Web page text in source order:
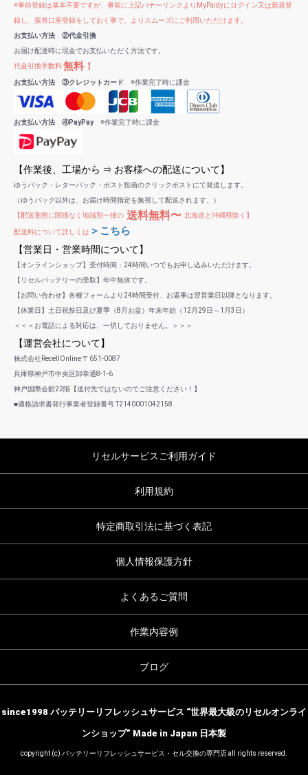
※事前登録は基本不要ですが、事前に上記バナーリンクよりMyPaidyにログイン又は新規登
録し、振替口座登録をしておく事で、よりスムーズにご利用いただけます。
お支払い方法 ②代金引換
お届け配達時に現金でお支払いただく方法です。
代金引換手数料無料！
お支払い方法 ③クレジットカード ※作業完了時に課金
お支払い方法 ④PayPay※作業完了時に課金
【作業後、工場から ⇒ お客様への配送について】
ゆうパック・レターパック・ポスト投函のクリックポストにて発送します。
（ゆうパック以外は、お届け時間指定を無視して配送されます。）
【配送形態に関係なく地域別一律の 送料無料〜 北海道と沖縄県除く】
配送料について詳しくは ＞こちら
【営業日・営業時間について】
【オンラインショップ】受付時間：24時間いつでもお申し込みいただけます。
【リセルバッテリーの受取】年中無休です。
【お問い合わせ】各種フォームより24時間受付、お返事は翌営業日以降となります。
【休業日】土日祝祭日及び夏季（8月お盆）年末年始（12月29日～1月3日）
＜＜＜お電話による対応は、一切しておりません。＞＞＞
【運営会社について】
株式会社RecellOnline 〒651-0087
兵庫県神戸市中央区卸幸通8-1-6
神戸国際会館22階【送付先ではないのでご注意ください！】
■適格請求書発行事業者登録番号:T2140001042158
リセルサービスご利用ガイド
利用規約
特定商取引法に基づく表記
個人情報保護方針
よくあるご質問
作業内容例
ブログ
since1998 バッテリーリフレッシュサービス “世界最大級のリセルオンライ
ンショップ” Made in Japan 日本製
copyright (c) バッテリーリフレッシュサービス・セル交換の専門店 all rights reserved.